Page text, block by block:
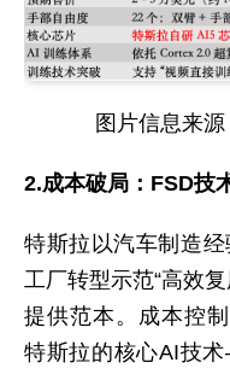
图片信息来
2.成本破局：FSD技
特斯拉以汽车制造
工厂转型示范“高效
提供范本。成本控
特斯拉的核心AI技